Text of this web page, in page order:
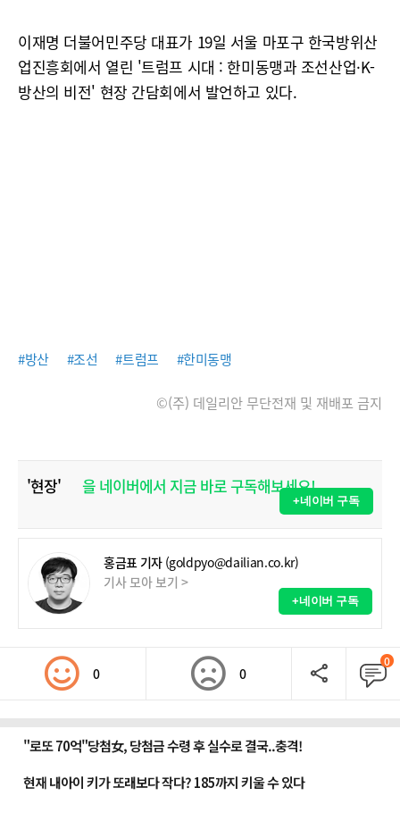
이재명 더불어민주당 대표가 19일 서울 마포구 한국방위산
업진흥회에서 열린 '트럼프 시대 : 한미동맹과 조선산업·K-
방산의 비전' 현장 간담회에서 발언하고 있다.
#방산 #조선 #트럼프 #한미동맹
©(주) 데일리안 무단전재 및 재배포 금지
'현장' 을 네이버에서 지금 바로 구독해보세요!
+네이버 구독
홍금표 기자 (goldpyo@dailian.co.kr)
기사 모아 보기 >
+네이버 구독
0 0
0